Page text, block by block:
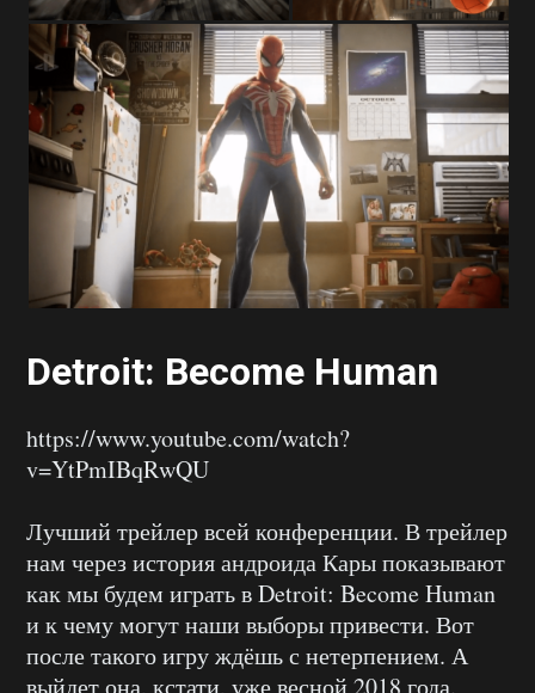
Detroit: Become Human
https://www.youtube.com/watch?
v=YtPmIBqRwQU
Лучший трейлер всей конференции. В трейлер
нам через история андроида Кары показывают
как мы будем играть в Detroit: Become Human
и к чему могут наши выборы привести. Вот
после такого игру ждёшь с нетерпением. А
выйдет она, кстати, уже весной 2018 года.